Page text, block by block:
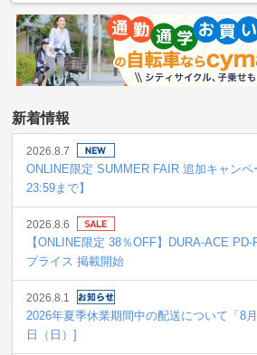
2026.8.7
ONLINE限定 SUMMER FAIR 追加キャンペ
23:59まで】
2026.8.6
【ONLINE限定 38％OFF】DURA-ACE
プライス 掲載開始
2026.8.1
2026年夏季休業期間中の配送について「8
日（日）]